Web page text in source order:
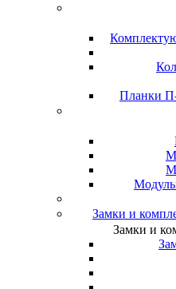
Планки П-
Замки и
Замки и